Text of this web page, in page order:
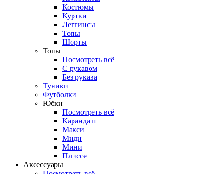
Костюмы
Куртки
Леггинсы
Топы
Шорты
Топы
Посмотреть всё
C рукавом
Без рукава
Туники
Футболки
Юбки
Посмотреть всё
Карандаш
Макси
Миди
Мини
Плиссе
Аксессуары